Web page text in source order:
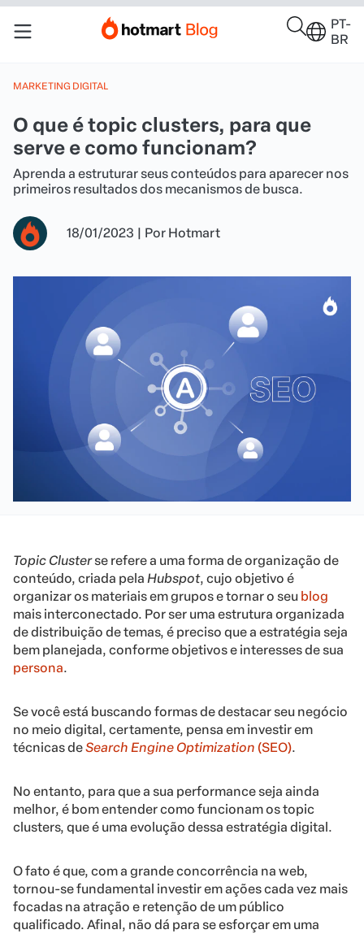
PT-
BR
MARKETING DIGITAL
O que é topic clusters, para que
serve e como funcionam?
Aprenda a estruturar seus conteúdos para aparecer nos
primeiros resultados dos mecanismos de busca.
18/01/2023 | Por Hotmart
Topic Clusterse refere a uma forma de organização de
conteúdo, criada pela Hubspot, cujo objetivo é
organizar os materiais em grupos e tornar o seu blog
mais interconectado. Por ser uma estrutura organizada
de distribuição de temas, é preciso que a estratégia seja
bem planejada, conforme objetivos e interesses de sua
persona.
Se você está buscando formas de destacar seu negócio
no meio digital, certamente, pensa em investir em
técnicas deSearch Engine Optimization (SEO).
No entanto, para que a sua performance seja ainda
melhor, é bom entender como funcionam os topic
clusters, que é uma evolução dessa estratégia digital.
O fato é que, com a grande concorrência na web,
tornou-se fundamental investir em ações cada vez mais
focadas na atração e retenção de um público
qualificado. Afinal, não dá para se esforçar em uma